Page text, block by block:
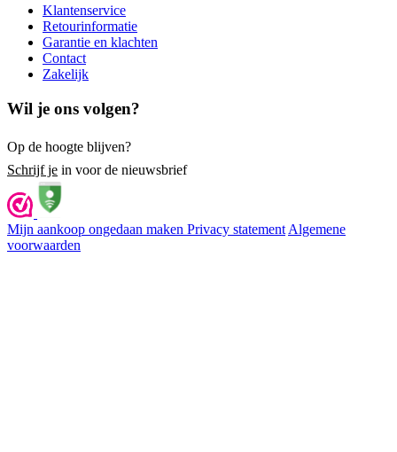
Klantenservice
Retourinformatie
Garantie en klachten
Contact
Zakelijk
Wil je ons volgen?
Op de hoogte blijven?
Schrijf je in voor de nieuwsbrief
Mijn aankoop ongedaan maken Privacy statement Algemene
voorwaarden